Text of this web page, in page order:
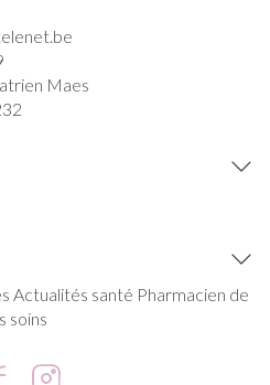
Maes
Actualités santé Pharmacien de
soins